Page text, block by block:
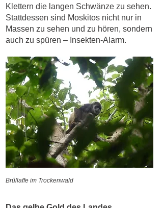
Klettern die langen Schwänze zu sehen.
Stattdessen sind Moskitos nicht nur in
Massen zu sehen und zu hören, sondern
auch zu spüren – Insekten-Alarm.
Brüllaffe im Trockenwald